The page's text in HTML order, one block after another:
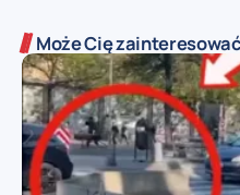
Może Cię zainteresować